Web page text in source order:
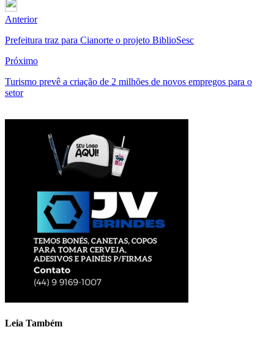
Anterior
Prefeitura traz para Cianorte o projeto BiblioSesc
Próximo
Turismo prevê a criação de 2 milhões de novos empregos para o
setor
Leia Também